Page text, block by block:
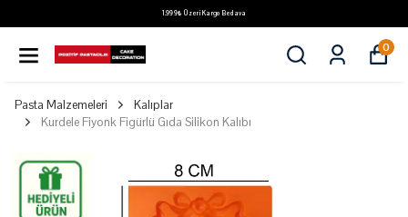
1.999₺ Üzeri Kargo Bedava
0
Pasta Malzemeleri
Kalıplar
Kurdele Fiyonk Figürlü Gıda Silikon Kalıbı